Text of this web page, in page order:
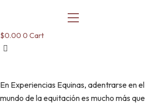
$0.00 0 Cart
En Experiencias Equinas, adentrarse en el
mundo de la equitación es mucho más que